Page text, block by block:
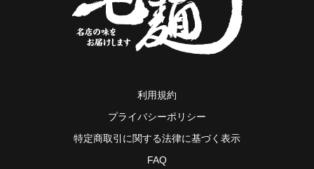
利用規約
プライバシーポリシー
特定商取引に関する法律に基づく表示
FAQ